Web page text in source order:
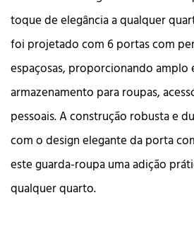
toque de elegância a qualquer
foi projetado com 6 portas com
espaçosas, proporcionando amplo
armazenamento para roupas,
pessoais. A construção robusta e
com o design elegante da porta
este guarda-roupa uma adição
qualquer quarto.